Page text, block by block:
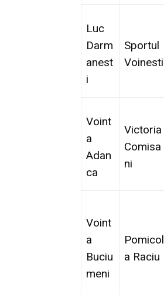
Luc
Darm
anest
i
Sportul
Voinesti
Voint
a
Adan
ca
Victoria
Comisa
ni
Voint
a
Buciu
meni
Pomicol
a Raciu